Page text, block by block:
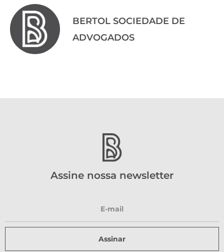
BERTOL SOCIEDADE DE
ADVOGADOS
Assine nossa newsletter
Assinar